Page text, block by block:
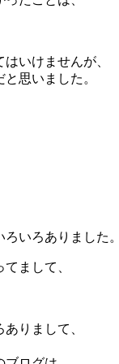
いけませんが、
思いました。
いろありました。
まして、
りまして、